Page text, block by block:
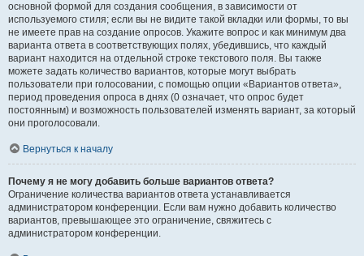
основной формой для создания сообщения, в зависимости от
используемого стиля; если вы не видите такой вкладки или формы, то вы
не имеете прав на создание опросов. Укажите вопрос и как минимум два
варианта ответа в соответствующих полях, убедившись, что каждый
вариант находится на отдельной строке текстового поля. Вы также
можете задать количество вариантов, которые могут выбрать
пользователи при голосовании, с помощью опции «Вариантов ответа»,
период проведения опроса в днях (0 означает, что опрос будет
постоянным) и возможность пользователей изменять вариант, за который
они проголосовали.
Вернуться к началу
Почему я не могу добавить больше вариантов ответа?
Ограничение количества вариантов ответа устанавливается
администратором конференции. Если вам нужно добавить количество
вариантов, превышающее это ограничение, свяжитесь с
администратором конференции.